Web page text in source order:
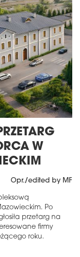
W
Opr./edited by MF
Po
przetarg na
firmy
roku.